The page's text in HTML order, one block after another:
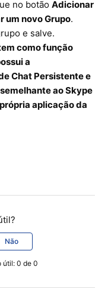
no botãoAdicionar
um novo Grupo.
e salve.
como função
a
Chat Persistente e
ao Skype
aplicação da
útil: 0 de 0